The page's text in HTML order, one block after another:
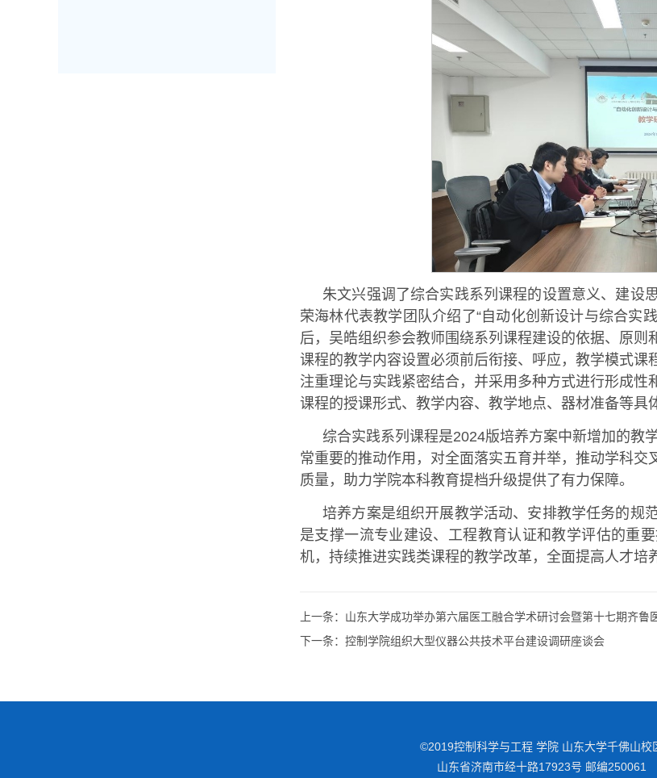
朱文兴强调了综合实践系列课程的设置意义、建设
荣海林代表教学团队介绍了“自动化创新设计与综合
后，吴皓组织参会教师围绕系列课程建设的依据、原
课程的教学内容设置必须前后衔接、呼应，教学模式
注重理论与实践紧密结合，并采用多种方式进行形成
课程的授课形式、教学内容、教学地点、器材准备等具
综合实践系列课程是2024版培养方案中新增加的教
常重要的推动作用，对全面落实五育并举，推动学科
质量，助力学院本科教育提档升级提供了有力保障。
培养方案是组织开展教学活动、安排教学任务的规
是支撑一流专业建设、工程教育认证和教学评估的重
机，持续推进实践类课程的教学改革，全面提高人才培
上一条： 山东大学成功举办第六届医工融合学术研讨会暨第十七期齐鲁
下一条： 控制学院组织大型仪器公共技术平台建设调研座谈会
©2019控制科学与工程 学院 山东大学千佛山校
山东省济南市经十路17923号 邮编250061